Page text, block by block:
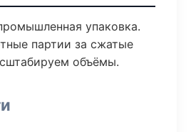
упаковка.
партии за сжатые
объёмы.